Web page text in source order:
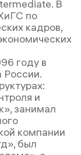
В
по
кадров,
году в
России.
и
занимал
компании
был